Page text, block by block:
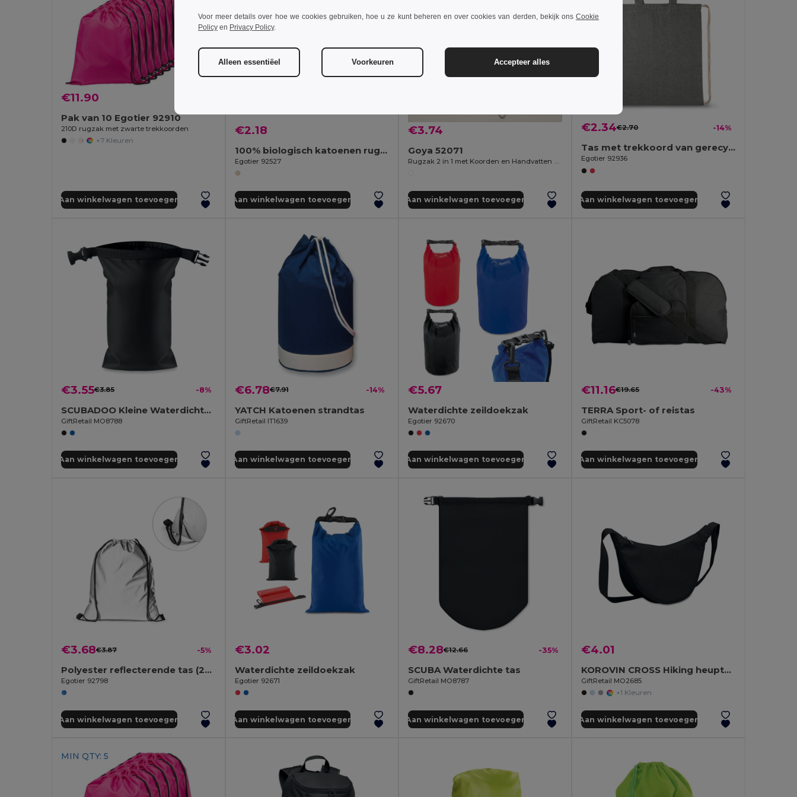
€11.90
Pak van 10 Egotier 92910
210D rugzak met zwarte trekkoorden
+7 Kleuren
Aan winkelwagen toevoegen
€2.18
100% biologisch katoenen rugzak (140 g/m²)
Egotier 92527
Aan winkelwagen toevoegen
€3.74
Goya 52071
Aan winkelwagen toevoegen
€2.34€2.70 -14%
Tas met trekkoord van gerecycled katoen (70%) en polyester (30% rPET) (140 g/m²)
Egotier 92936
Aan winkelwagen toevoegen
€3.55€3.85 -8%
SCUBADOO Kleine Waterdichte Polyester Tas
GiftRetail MO8788
Aan winkelwagen toevoegen
€6.78€7.91 -14%
YATCH Katoenen strandtas
GiftRetail IT1639
Aan winkelwagen toevoegen
€5.67
Waterdichte zeildoekzak
Egotier 92670
Aan winkelwagen toevoegen
€11.16€19.65 -43%
TERRA Sport- of reistas
GiftRetail KC5078
Aan winkelwagen toevoegen
€3.68€3.87 -5%
Polyester reflecterende tas (200 g/m²)
Egotier 92798
Aan winkelwagen toevoegen
€3.02
Waterdichte zeildoekzak
Egotier 92671
Aan winkelwagen toevoegen
€8.28€12.66 -35%
SCUBA Waterdichte tas
GiftRetail MO8787
Aan winkelwagen toevoegen
€4.01
KOROVIN CROSS Hiking heuptas in 400D oxford
GiftRetail MO2685
+1 Kleuren
Aan winkelwagen toevoegen
MIN QTY: 5
Voor meer details over hoe we cookies gebruiken, hoe u ze kunt beheren en over cookies van derden, bekijk ons Cookie
Policy en Privacy Policy.
Alleen essentiëel Voorkeuren Accepteer alles